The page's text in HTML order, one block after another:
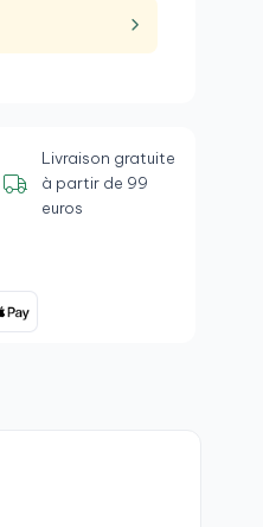
Livraison gratuite
à partir de 99
euros